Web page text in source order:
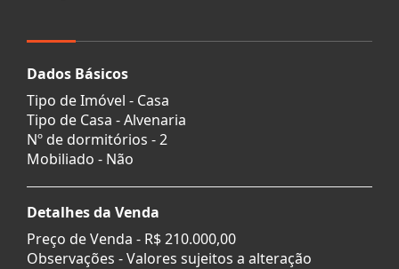
Dados Básicos
Tipo de Imóvel - Casa
Tipo de Casa - Alvenaria
Nº de dormitórios - 2
Mobiliado - Não
Detalhes da Venda
Preço de Venda - R$ 210.000,00
Observações - Valores sujeitos a alteração